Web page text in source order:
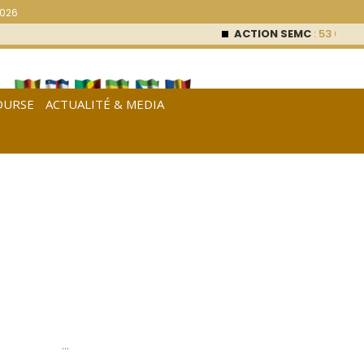
ACTION SEMC: 53 000
ACTUALITÉ & MEDIA
…